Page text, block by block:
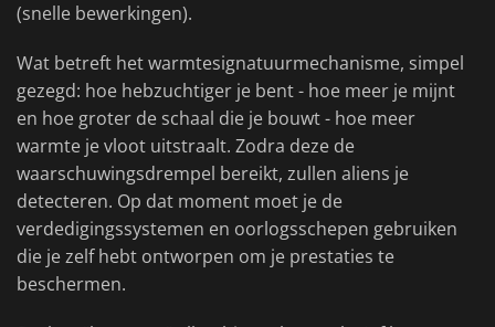
(snelle bewerkingen).
Wat betreft het warmtesignatuurmechanisme, simpel
gezegd: hoe hebzuchtiger je bent - hoe meer je mijnt
en hoe groter de schaal die je bouwt - hoe meer
warmte je vloot uitstraalt. Zodra deze de
waarschuwingsdrempel bereikt, zullen aliens je
detecteren. Op dat moment moet je de
verdedigingssystemen en oorlogsschepen gebruiken
die je zelf hebt ontworpen om je prestaties te
beschermen.